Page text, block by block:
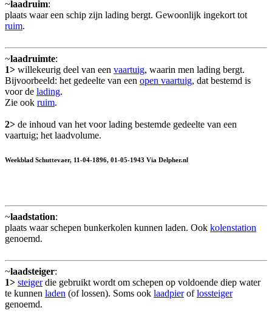
~laadruim:
plaats waar een schip zijn lading bergt. Gewoonlijk ingekort tot
ruim.
~laadruimte:
1> willekeurig deel van een vaartuig, waarin men lading bergt.
Bijvoorbeeld: het gedeelte van een open vaartuig, dat bestemd is
voor de lading.
Zie ook ruim.
2> de inhoud van het voor lading bestemde gedeelte van een
vaartuig; het laadvolume.
Weekblad Schuttevaer, 11-04-1896, 01-05-1943 Via Delpher.nl
~laadstation:
plaats waar schepen bunkerkolen kunnen laden. Ook kolenstation
genoemd.
~laadsteiger:
1> steigerdie gebruikt wordt om schepen op voldoende diep water
te kunnen laden (of lossen). Soms ook laadpieroflossteiger
genoemd.